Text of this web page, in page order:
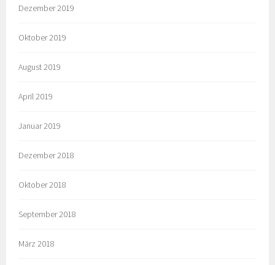
Dezember 2019
Oktober 2019
August 2019
April 2019
Januar 2019
Dezember 2018
Oktober 2018
September 2018
März 2018